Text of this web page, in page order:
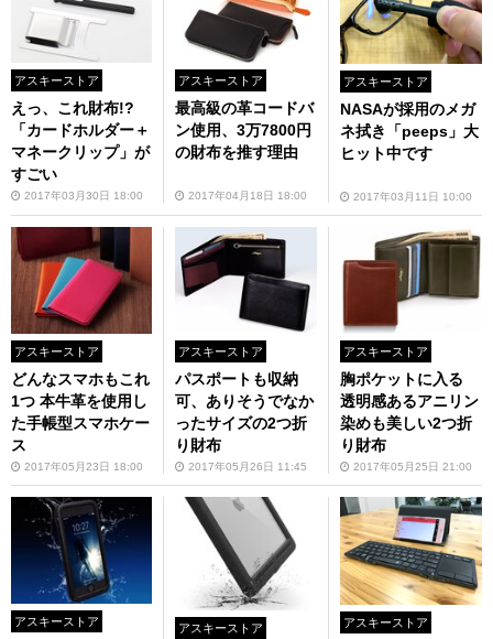
アスキーストア
えっ、これ財布!?
「カードホルダー＋
マネークリップ」が
すごい
2017年03月30日 18:00
アスキーストア
最高級の革コードバ
ン使用、3万7800円
の財布を推す理由
2017年04月18日 18:00
アスキーストア
NASAが採用のメガ
ネ拭き「peeps」大
ヒット中です
2017年03月11日 10:00
アスキーストア
どんなスマホもこれ
1つ 本牛革を使用し
た手帳型スマホケー
ス
2017年05月23日 18:00
アスキーストア
パスポートも収納
可、ありそうでなか
ったサイズの2つ折
り財布
2017年05月26日 11:45
アスキーストア
胸ポケットに入る
透明感あるアニリン
染めも美しい2つ折
り財布
2017年05月25日 21:00
アスキーストア アスキーストア アスキーストア